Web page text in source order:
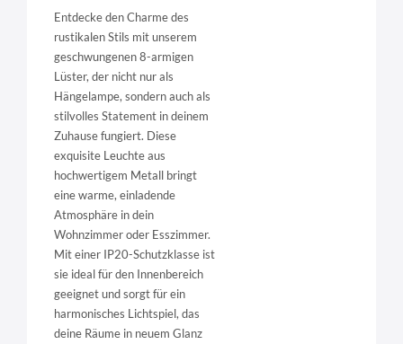
Entdecke den Charme des
rustikalen Stils mit unserem
geschwungenen 8-armigen
Lüster, der nicht nur als
Hängelampe, sondern auch als
stilvolles Statement in deinem
Zuhause fungiert. Diese
exquisite Leuchte aus
hochwertigem Metall bringt
eine warme, einladende
Atmosphäre in dein
Wohnzimmer oder Esszimmer.
Mit einer IP20-Schutzklasse ist
sie ideal für den Innenbereich
geeignet und sorgt für ein
harmonisches Lichtspiel, das
deine Räume in neuem Glanz